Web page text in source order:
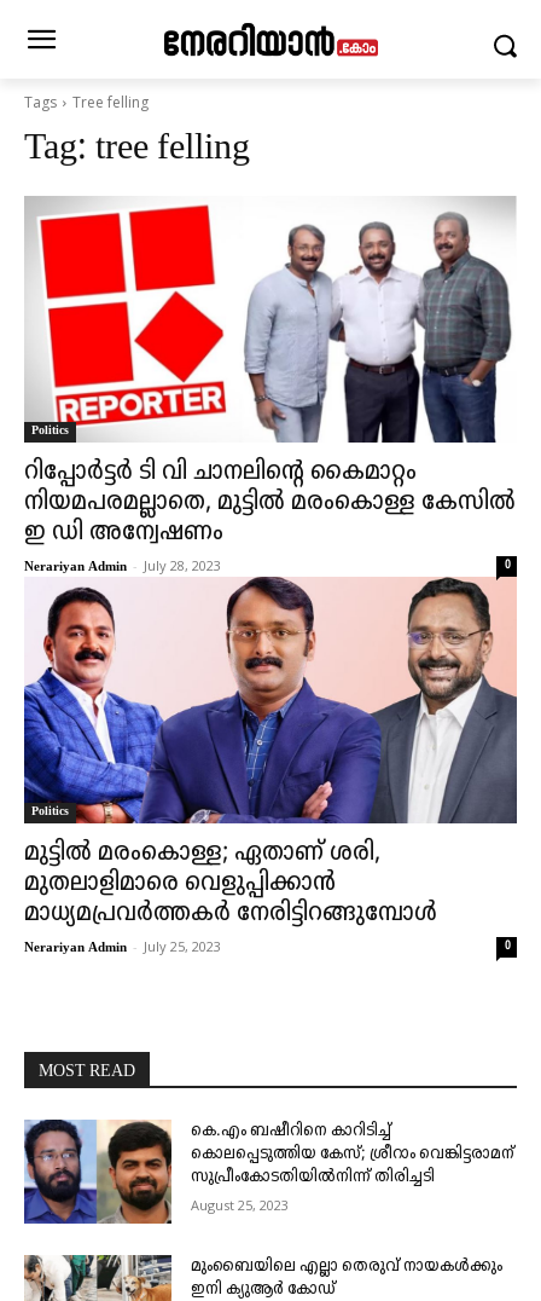
Tags Tree felling
Tag: tree felling
Politics
റിപ്പോർട്ടർ ടി വി ചാനലിന്റെ കൈമാറ്റം
നിയമപരമല്ലാതെ, മുട്ടിൽ മരംകൊള്ള കേസിൽ
ഇ ഡി അന്വേഷണം
Nerariyan Admin - July 28, 2023 0
Politics
മുട്ടിൽ മരംകൊള്ള; ഏതാണ് ശരി,
മുതലാളിമാരെ വെളുപ്പിക്കാൻ
മാധ്യമപ്രവർത്തകർ നേരിട്ടിറങ്ങുമ്പോൾ
Nerariyan Admin - July 25, 2023 0
MOST READ
കെ.എം ബഷീറിനെ കാറിടിച്ച്
കൊലപ്പെടുത്തിയ കേസ്; ശ്രീറാം വെങ്കിട്ടരാമന്
സുപ്രീംകോടതിയിൽനിന്ന് തിരിച്ചടി
August 25, 2023
മുംബൈയിലെ എല്ലാ തെരുവ് നായകൾക്കും
ഇനി ക്യുആർ കോഡ്